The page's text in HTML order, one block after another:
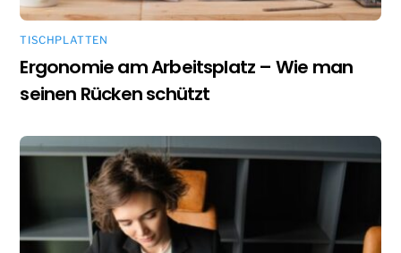
TISCHPLATTEN
Ergonomie am Arbeitsplatz – Wie man
seinen Rücken schützt